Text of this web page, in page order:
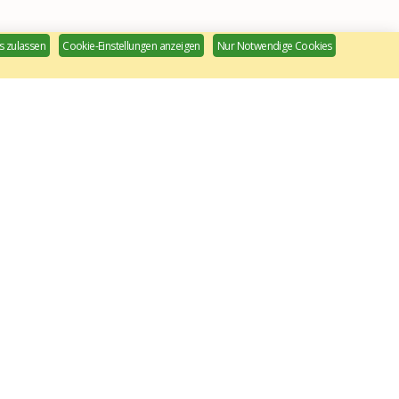
zulassen Cookie-Einstellungen anzeigen Nur Notwendige Cookies